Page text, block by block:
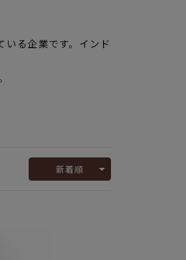
る企業です。インド
新着順